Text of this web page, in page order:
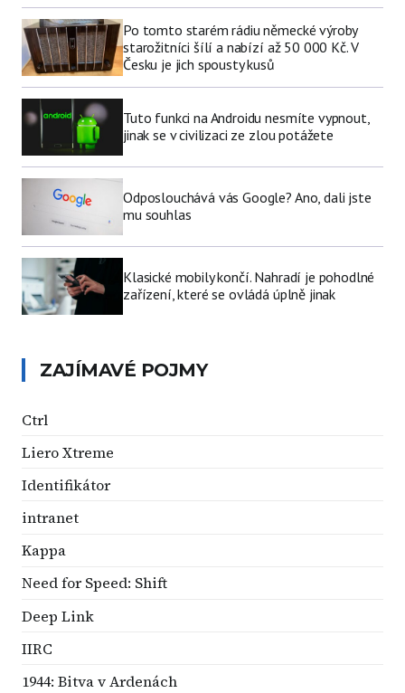
Po tomto starém rádiu německé výroby
starožitníci šílí a nabízí až 50 000 Kč. V
Česku je jich spousty kusů
Tuto funkci na Androidu nesmíte vypnout,
jinak se v civilizaci ze zlou potážete
Odposlouchává vás Google? Ano, dali jste
mu souhlas
Klasické mobily končí. Nahradí je pohodlné
zařízení, které se ovládá úplně jinak
ZAJÍMAVÉ POJMY
Ctrl
Liero Xtreme
Identifikátor
intranet
Kappa
Need for Speed: Shift
Deep Link
IIRC
1944: Bitva v Ardenách